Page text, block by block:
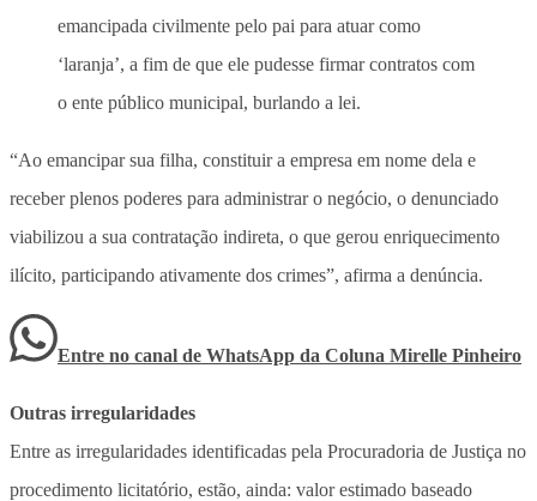
emancipada civilmente pelo pai para atuar como
‘laranja’, a fim de que ele pudesse firmar contratos com
o ente público municipal, burlando a lei.
“Ao emancipar sua filha, constituir a empresa em nome dela e
receber plenos poderes para administrar o negócio, o denunciado
viabilizou a sua contratação indireta, o que gerou enriquecimento
ilícito, participando ativamente dos crimes”, afirma a denúncia.
Entre no canal de WhatsApp da Coluna Mirelle Pinheiro
Outras irregularidades
Entre as irregularidades identificadas pela Procuradoria de Justiça no
procedimento licitatório, estão, ainda: valor estimado baseado